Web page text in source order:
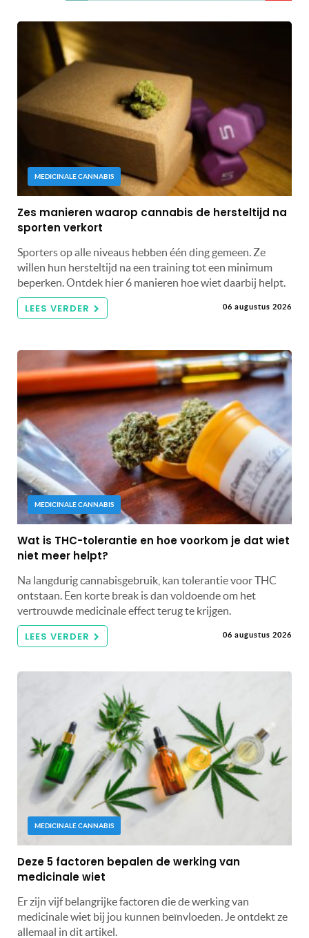
MEDICINALE CANNABIS
Zes manieren waarop cannabis de hersteltijd na
sporten verkort
Sporters op alle niveaus hebben één ding gemeen. Ze
willen hun hersteltijd na een training tot een minimum
beperken. Ontdek hier 6 manieren hoe wiet daarbij helpt.
LEES VERDER 06 augustus 2026
MEDICINALE CANNABIS
Wat is THC-tolerantie en hoe voorkom je dat wiet
niet meer helpt?
Na langdurig cannabisgebruik, kan tolerantie voor THC
ontstaan. Een korte break is dan voldoende om het
vertrouwde medicinale effect terug te krijgen.
LEES VERDER 06 augustus 2026
MEDICINALE CANNABIS
Deze 5 factoren bepalen de werking van
medicinale wiet
Er zijn vijf belangrijke factoren die de werking van
medicinale wiet bij jou kunnen beïnvloeden. Je ontdekt ze
allemaal in dit artikel.